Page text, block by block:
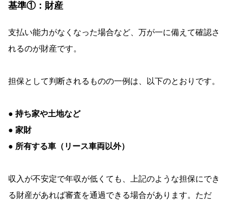
基準①：財産
支払い能力がなくなった場合など、万が一に備えて確認さ
れるのが財産です。
担保として判断されるものの一例は、以下のとおりです。
● 持ち家や土地など
● 家財
● 所有する車（リース車両以外）
収入が不安定で年収が低くても、上記のような担保にでき
る財産があれば審査を通過できる場合があります。ただ